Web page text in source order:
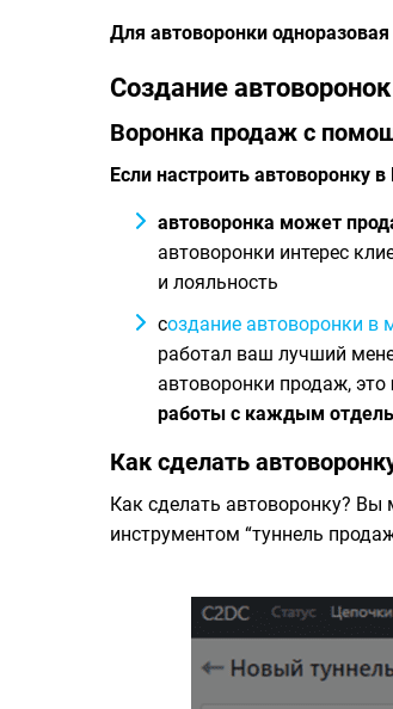
Для автоворонки
Создание
Воронка продаж с
Если настроить автоворонку в
автоворонка может
автоворонки интерес
и лояльность
создание автоворонки в
работал ваш лучший
автоворонки продаж, это
работы с каждым
Как сделать
Как сделать автоворонку? Вы
инструментом “туннель